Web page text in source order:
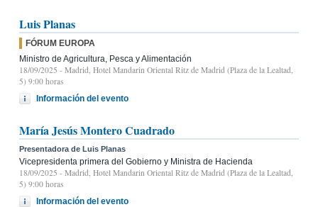
Luis Planas
FÓRUM EUROPA
Ministro de Agricultura, Pesca y Alimentación
18/09/2025 - Madrid, Hotel Mandarin Oriental Ritz de Madrid (Plaza de la Lealtad,
5) 9:00 horas
Información del evento
María Jesús Montero Cuadrado
Presentadora de Luis Planas
Vicepresidenta primera del Gobierno y Ministra de Hacienda
18/09/2025 - Madrid, Hotel Mandarin Oriental Ritz de Madrid (Plaza de la Lealtad,
5) 9:00 horas
Información del evento